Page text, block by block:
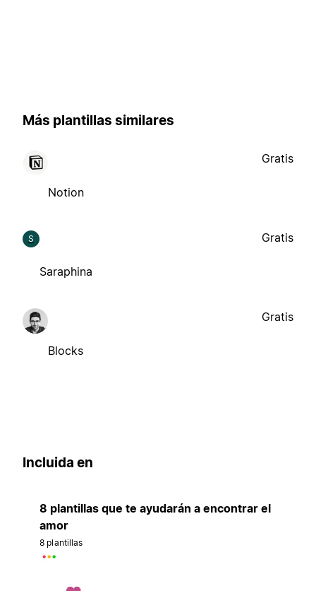
Más plantillas similares
Notion
Gratis
S
Saraphina
Gratis
Blocks
Gratis
Incluida en
8 plantillas que te ayudarán a encontrar el
amor
8 plantillas